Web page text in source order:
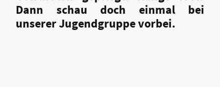
Dann schau doch einmal bei
unserer Jugendgruppe vorbei.